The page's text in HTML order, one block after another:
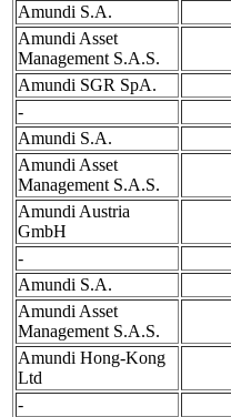
Amundi S.A.
Amundi Asset
Management S.A.S.
Amundi SGR SpA.
-
Amundi S.A.
Amundi Asset
Management S.A.S.
Amundi Austria
GmbH
-
Amundi S.A.
Amundi Asset
Management S.A.S.
Amundi Hong-Kong
Ltd
-